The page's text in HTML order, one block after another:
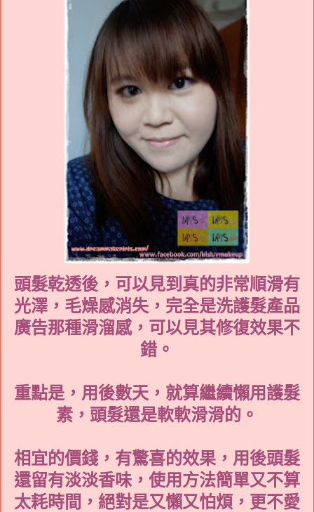
頭髮乾透後，可以見到真的非常順滑有
光澤，毛燥感消失，完全是洗護髮產品
廣告那種滑溜感，可以見其修復效果不
錯。
重點是，用後數天，就算繼續懶用護髮
素，頭髮還是軟軟滑滑的。
相宜的價錢，有驚喜的效果，用後頭髮
還留有淡淡香味，使用方法簡單又不算
太耗時間，絕對是又懶又怕煩，更不愛